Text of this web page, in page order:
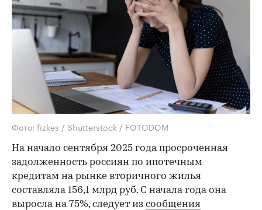
Фото: fizkes / Shutterstock / FOTODOM
На начало сентября 2025 года просроченная
задолженность россиян по ипотечным
кредитам на рынке вторичного жилья
составляла 156,1 млрд руб. С начала года она
выросла на 75%, следует из сообщения